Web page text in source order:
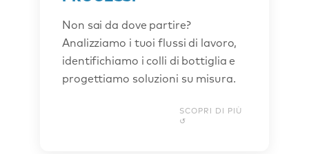
Non sai da dove partire?
Analizziamo i tuoi flussi di lavoro,
identifichiamo i colli di bottiglia e
progettiamo soluzioni su misura.
SCOPRI DI PIÙ
davvero i suoi processi. Mappamo le
attività, individuiamo le inefficienze e
progettiamo insieme automazioni che
rispondono a bisogni reali. Il risultato è
e intuitivo, che il team può usare in
autonomia dal primo giorno.